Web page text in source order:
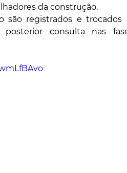
da construção.
são registrados e
consulta nas